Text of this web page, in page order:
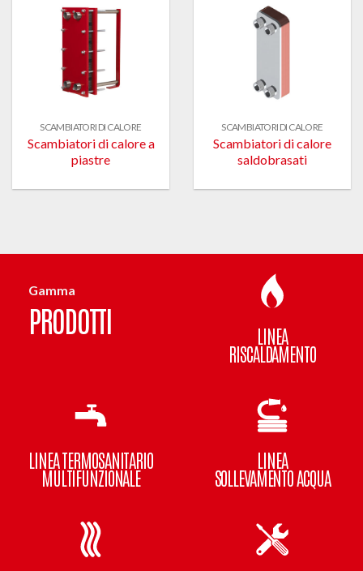
SCAMBIATORI DI CALORE
Scambiatori di calore a
piastre
SCAMBIATORI DI CALORE
Scambiatori di calore
saldobrasati
Gamma
PRODOTTI LINEA
RISCALDAMENTO
LINEA TERMOSANITARIO
MULTIFUNZIONALE
LINEA
SOLLEVAMENTO ACQUA